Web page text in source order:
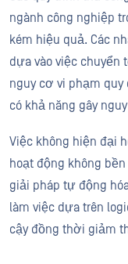
ngành công nghiệp
kém hiệu quả. Các
dựa vào việc chuyển
nguy cơ vi phạm quy
có khả năng gây
Việc không hiện đại
hoạt động không
giải pháp tự động
làm việc dựa trên
cậy đồng thời giảm